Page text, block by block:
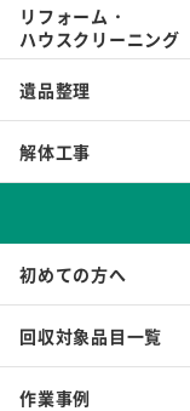
リフォーム・
ハウスクリーニング
遺品整理
解体工事
初めての方へ
回収対象品目一覧
作業事例